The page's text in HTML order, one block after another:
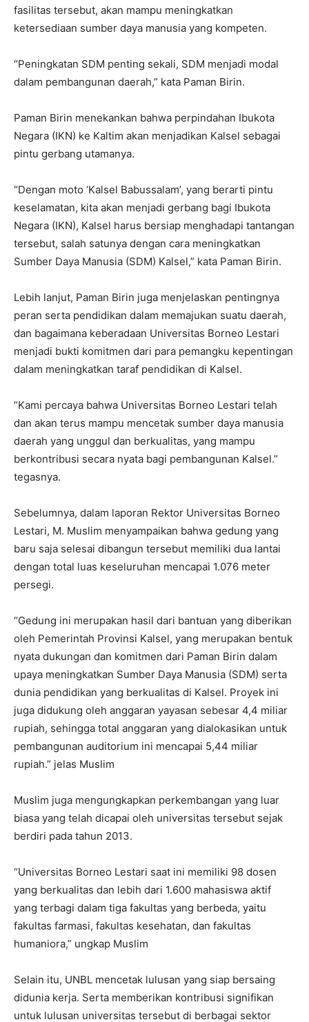
fasilitas tersebut, akan mampu meningkatkan
ketersediaan sumber daya manusia yang kompeten.
“Peningkatan SDM penting sekali, SDM menjadi modal
dalam pembangunan daerah,” kata Paman Birin.
Paman Birin menekankan bahwa perpindahan Ibukota
Negara (IKN) ke Kaltim akan menjadikan Kalsel sebagai
pintu gerbang utamanya.
“Dengan moto ‘Kalsel Babussalam’, yang berarti pintu
keselamatan, kita akan menjadi gerbang bagi Ibukota
Negara (IKN), Kalsel harus bersiap menghadapi tantangan
tersebut, salah satunya dengan cara meningkatkan
Sumber Daya Manusia (SDM) Kalsel,” kata Paman Birin.
Lebih lanjut, Paman Birin juga menjelaskan pentingnya
peran serta pendidikan dalam memajukan suatu daerah,
dan bagaimana keberadaan Universitas Borneo Lestari
menjadi bukti komitmen dari para pemangku kepentingan
dalam meningkatkan taraf pendidikan di Kalsel.
“Kami percaya bahwa Universitas Borneo Lestari telah
dan akan terus mampu mencetak sumber daya manusia
daerah yang unggul dan berkualitas, yang mampu
berkontribusi secara nyata bagi pembangunan Kalsel.”
tegasnya.
Sebelumnya, dalam laporan Rektor Universitas Borneo
Lestari, M. Muslim menyampaikan bahwa gedung yang
baru saja selesai dibangun tersebut memiliki dua lantai
dengan total luas keseluruhan mencapai 1.076 meter
persegi.
“Gedung ini merupakan hasil dari bantuan yang diberikan
oleh Pemerintah Provinsi Kalsel, yang merupakan bentuk
nyata dukungan dan komitmen dari Paman Birin dalam
upaya meningkatkan Sumber Daya Manusia (SDM) serta
dunia pendidikan yang berkualitas di Kalsel. Proyek ini
juga didukung oleh anggaran yayasan sebesar 4,4 miliar
rupiah, sehingga total anggaran yang dialokasikan untuk
pembangunan auditorium ini mencapai 5,44 miliar
rupiah.” jelas Muslim
Muslim juga mengungkapkan perkembangan yang luar
biasa yang telah dicapai oleh universitas tersebut sejak
berdiri pada tahun 2013.
“Universitas Borneo Lestari saat ini memiliki 98 dosen
yang berkualitas dan lebih dari 1.600 mahasiswa aktif
yang terbagi dalam tiga fakultas yang berbeda, yaitu
fakultas farmasi, fakultas kesehatan, dan fakultas
humaniora,” ungkap Muslim
Selain itu, UNBL mencetak lulusan yang siap bersaing
didunia kerja. Serta memberikan kontribusi signifikan
untuk lulusan universitas tersebut di berbagai sektor